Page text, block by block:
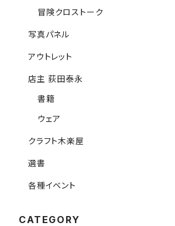
冒険クロストーク
写真パネル
アウトレット
店主 荻田泰永
書籍
ウェア
クラフト木楽屋
選書
各種イベント
CATEGORY